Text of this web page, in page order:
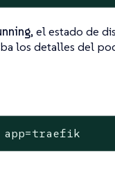
, el estado de
los detalles del